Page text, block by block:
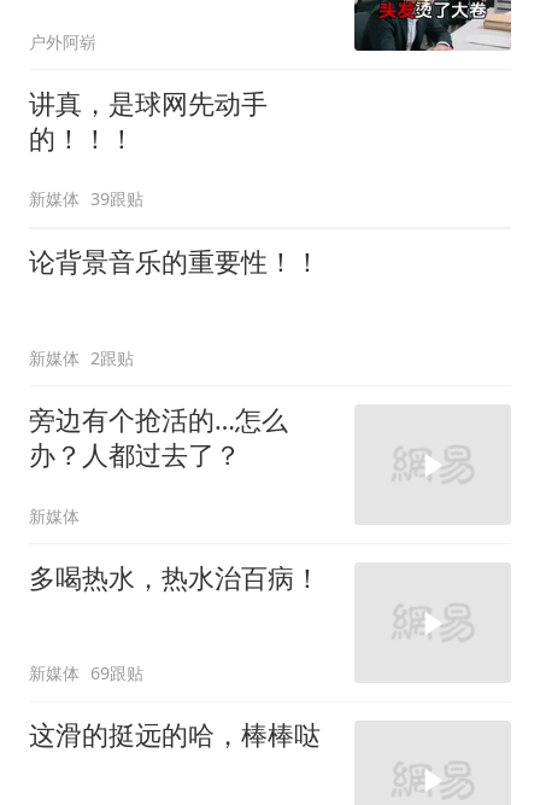
户外阿崭
讲真，是球网先动手
的！！！
新媒体 39跟贴
论背景音乐的重要性！！
新媒体 2跟贴
旁边有个抢活的…怎么
办？人都过去了？
新媒体
多喝热水，热水治百病！
新媒体 69跟贴
这滑的挺远的哈，棒棒哒